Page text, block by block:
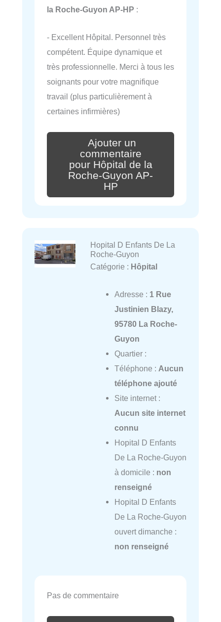
la Roche-Guyon AP-HP :
- Excellent Hôpital. Personnel très
compétent. Équipe dynamique et
très professionnelle. Merci à tous les
soignants pour votre magnifique
travail (plus particulièrement à
certaines infirmières)
Ajouter un
commentaire
pour Hôpital de la
Roche-Guyon AP-
HP
Hopital D Enfants De La
Roche-Guyon
Catégorie : Hôpital
Adresse : 1 Rue
Justinien Blazy,
95780 La Roche-
Guyon
Quartier :
Téléphone : Aucun
téléphone ajouté
Site internet :
Aucun site internet
connu
Hopital D Enfants
De La Roche-Guyon
à domicile : non
renseigné
Hopital D Enfants
De La Roche-Guyon
ouvert dimanche :
non renseigné
Pas de commentaire